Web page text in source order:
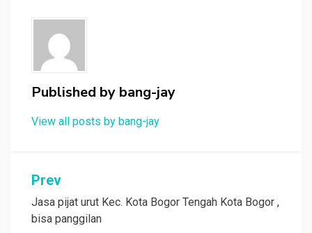
Published by bang-jay
View all posts by bang-jay
Post
navigation
Prev
Jasa pijat urut Kec. Kota Bogor Tengah Kota Bogor ,
bisa panggilan